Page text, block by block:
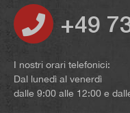
+49
I nostri orari telefonici:
Dal lunedì al venerdì
dalle 9:00 alle 12:00 e